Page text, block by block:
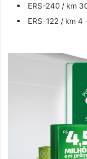
ERS-240 / km
ERS-122 / km